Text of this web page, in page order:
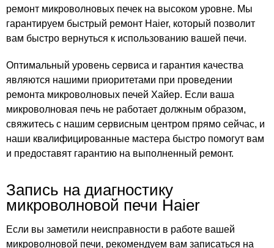
ремонт микроволновых печек на высоком уровне. Мы
гарантируем быстрый ремонт Haier, который позволит
вам быстро вернуться к использованию вашей печи.
Оптимальный уровень сервиса и гарантия качества
являются нашими приоритетами при проведении
ремонта микроволновых печей Хайер. Если ваша
микроволновая печь не работает должным образом,
свяжитесь с нашим сервисным центром прямо сейчас, и
наши квалифицированные мастера быстро помогут вам
и предоставят гарантию на выполненный ремонт.
Запись на диагностику
микроволновой печи Haier
Если вы заметили неисправности в работе вашей
микроволновой печи, рекомендуем вам записаться на